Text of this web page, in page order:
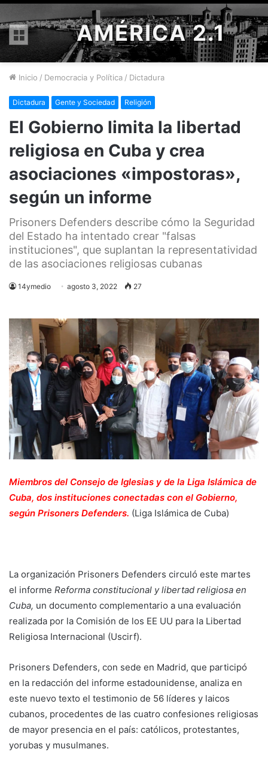
Menú
AMÉRICA 2.1
Inicio / Democracia y Política / Dictadura
Dictadura Gente y Sociedad Religión
El Gobierno limita la libertad
religiosa en Cuba y crea
asociaciones «impostoras»,
según un informe
Prisoners Defenders describe cómo la Seguridad
del Estado ha intentado crear "falsas
instituciones", que suplantan la representatividad
de las asociaciones religiosas cubanas
14ymedio agosto 3, 2022 27
Miembros del Consejo de Iglesias y de la Liga Islámica de
Cuba, dos instituciones conectadas con el Gobierno,
según Prisoners Defenders. (Liga Islámica de Cuba)
La organización Prisoners Defenders circuló este martes
el informe Reforma constitucional y libertad religiosa en
Cuba, un documento complementario a una evaluación
realizada por la Comisión de los EE UU para la Libertad
Religiosa Internacional (Uscirf).
Prisoners Defenders, con sede en Madrid, que participó
en la redacción del informe estadounidense, analiza en
este nuevo texto el testimonio de 56 líderes y laicos
cubanos, procedentes de las cuatro confesiones religiosas
de mayor presencia en el país: católicos, protestantes,
yorubas y musulmanes.